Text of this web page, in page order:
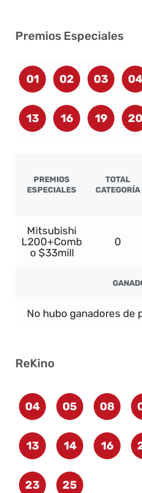
Premios Especiales
01 02 03 04
13 16 19 20
PREMIOS
ESPECIALES
TOTAL
CATEGORÍA
Mitsubishi
L200+Comb
o $33mill
0
No hubo ganadores de
ReKino
04 05 08
13 14 16
23 25